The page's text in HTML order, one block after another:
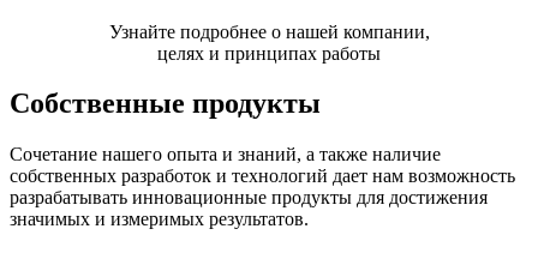
Узнайте подробнее о нашей компании,
целях и принципах работы
Собственные продукты
Сочетание нашего опыта и знаний, а также наличие
собственных разработок и технологий дает нам возможность
разрабатывать инновационные продукты для достижения
значимых и измеримых результатов.